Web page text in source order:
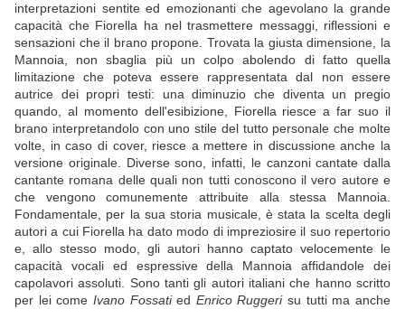
interpretazioni sentite ed emozionanti che agevolano la grande
capacità che Fiorella ha nel trasmettere messaggi, riflessioni e
sensazioni che il brano propone. Trovata la giusta dimensione, la
Mannoia, non sbaglia più un colpo abolendo di fatto quella
limitazione che poteva essere rappresentata dal non essere
autrice dei propri testi: una diminuzio che diventa un pregio
quando, al momento dell'esibizione, Fiorella riesce a far suo il
brano interpretandolo con uno stile del tutto personale che molte
volte, in caso di cover, riesce a mettere in discussione anche la
versione originale. Diverse sono, infatti, le canzoni cantate dalla
cantante romana delle quali non tutti conoscono il vero autore e
che vengono comunemente attribuite alla stessa Mannoia.
Fondamentale, per la sua storia musicale, è stata la scelta degli
autori a cui Fiorella ha dato modo di impreziosire il suo repertorio
e, allo stesso modo, gli autori hanno captato velocemente le
capacità vocali ed espressive della Mannoia affidandole dei
capolavori assoluti. Sono tanti gli autori italiani che hanno scritto
per lei come Ivano Fossatied Enrico Ruggerisu tutti ma anche